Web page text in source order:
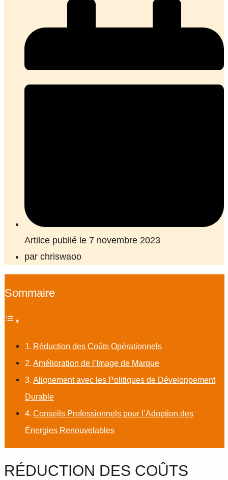
Artilce publié le 7 novembre 2023
par chriswaoo
Sommaire
Réduction des Coûts Opérationnels
Amélioration de l’Image de Marque
Alignement avec les Politiques de Développement
Durable
Conseils Professionnels pour l’Adoption des
Énergies Renouvelables
RÉDUCTION DES COÛTS